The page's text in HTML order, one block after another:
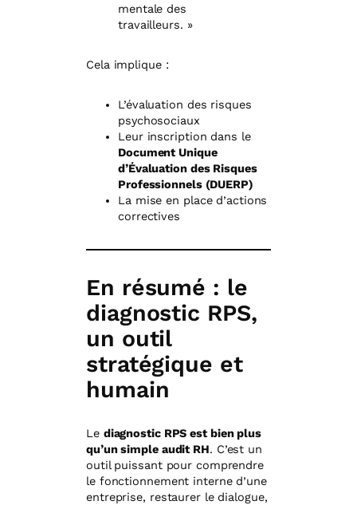
mentale des
travailleurs. »
Cela implique :
L’évaluation des risques
psychosociaux
Leur inscription dans le
Document Unique
d’Évaluation des Risques
Professionnels (DUERP)
La mise en place d’actions
correctives
En résumé : le
diagnostic RPS,
un outil
stratégique et
humain
Le diagnostic RPS est bien plus
qu’un simple audit RH. C’est un
outil puissant pour comprendre
le fonctionnement interne d’une
entreprise, restaurer le dialogue,